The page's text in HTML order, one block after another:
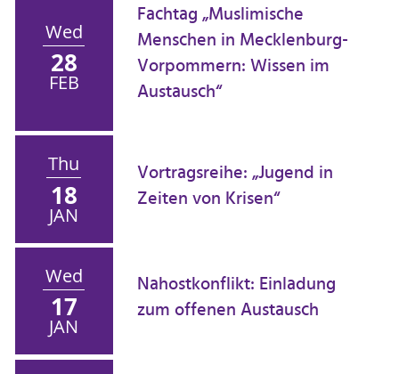
Wed
28
FEB
Fachtag „Muslimische
Menschen in Mecklenburg-
Vorpommern: Wissen im
Austausch“
Thu
18
JAN
Vortragsreihe: „Jugend in
Zeiten von Krisen“
Wed
17
JAN
Nahostkonflikt: Einladung
zum offenen Austausch